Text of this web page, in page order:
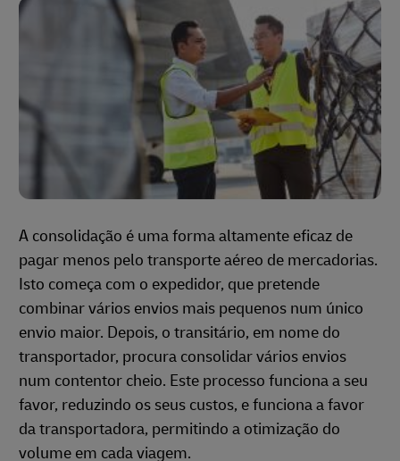
A consolidação é uma forma altamente eficaz de
pagar menos pelo transporte aéreo de mercadorias.
Isto começa com o expedidor, que pretende
combinar vários envios mais pequenos num único
envio maior. Depois, o transitário, em nome do
transportador, procura consolidar vários envios
num contentor cheio. Este processo funciona a seu
favor, reduzindo os seus custos, e funciona a favor
da transportadora, permitindo a otimização do
volume em cada viagem.